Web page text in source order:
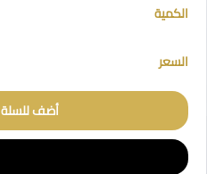
الكمية
السعر
أضف للسلة